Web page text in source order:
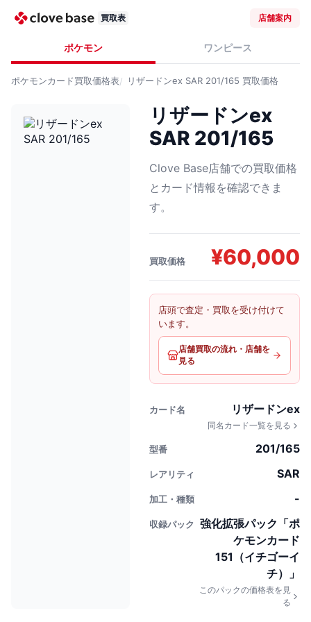
買取表 店舗案内
ポケモン ワンピース
ポケモンカード買取価格表 リザードンex SAR 201/165 買取価格
リザードンex
SAR 201/165
Clove Base店舗での買取価格
とカード情報を確認できま
す。
買取価格 ¥60,000
店頭で査定・買取を受け付けて
います。
店舗買取の流れ・店舗を
見る
カード名 リザードンex
同名カード一覧を見る
型番 201/165
レアリティ SAR
加工・種類 -
収録パック
強化拡張パック「ポ
ケモンカード
151（イチゴーイ
チ）」
このパックの価格表を見
る